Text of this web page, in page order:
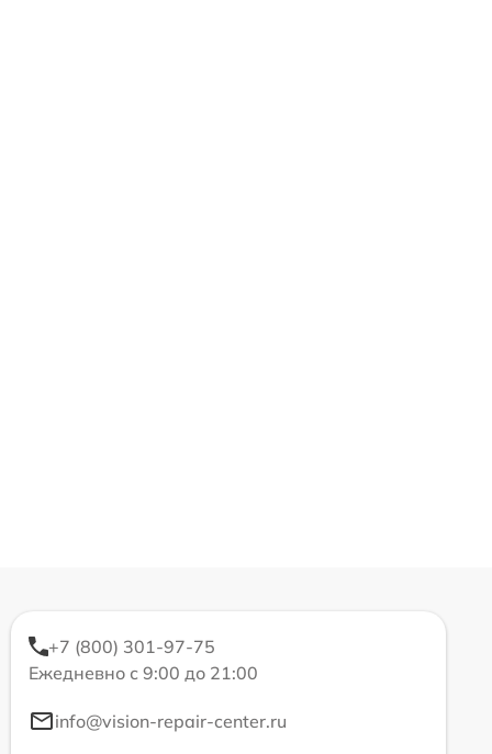
+7 (800) 301-97-75
Ежедневно с 9:00 до 21:00
info@vision-repair-center.ru